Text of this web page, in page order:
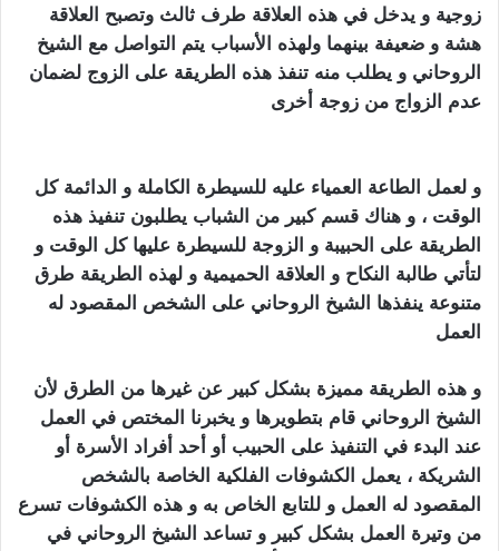
زوجية و يدخل في هذه العلاقة طرف ثالث وتصبح العلاقة
هشة و ضعيفة بينهما ولهذه الأسباب يتم التواصل مع الشيخ
الروحاني و يطلب منه تنفذ هذه الطريقة على الزوج لضمان
عدم الزواج من زوجة أخرى
و لعمل الطاعة العمياء عليه للسيطرة الكاملة و الدائمة كل
الوقت ، و هناك قسم كبير من الشباب يطلبون تنفيذ هذه
الطريقة على الحبيبة و الزوجة للسيطرة عليها كل الوقت و
لتأتي طالبة النكاح و العلاقة الحميمية و لهذه الطريقة طرق
متنوعة ينفذها الشيخ الروحاني على الشخص المقصود له
العمل
و هذه الطريقة مميزة بشكل كبير عن غيرها من الطرق لأن
الشيخ الروحاني قام بتطويرها و يخبرنا المختص في العمل
عند البدء في التنفيذ على الحبيب أو أحد أفراد الأسرة أو
الشريكة ، يعمل الكشوفات الفلكية الخاصة بالشخص
المقصود له العمل و للتابع الخاص به و هذه الكشوفات تسرع
من وتيرة العمل بشكل كبير و تساعد الشيخ الروحاني في